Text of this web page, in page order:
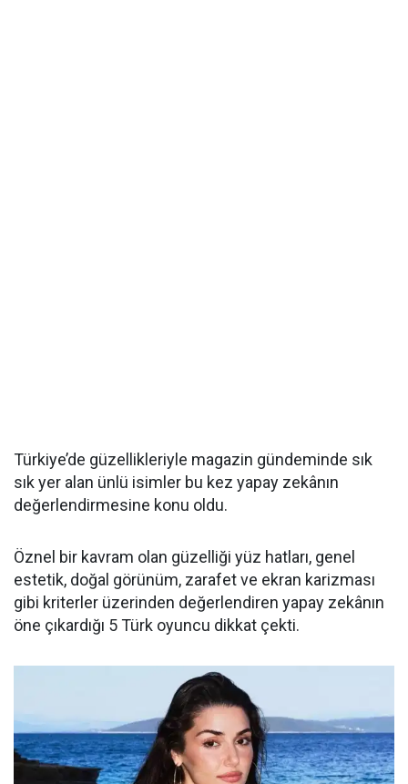
Türkiye’de güzellikleriyle magazin gündeminde sık
sık yer alan ünlü isimler bu kez yapay zekânın
değerlendirmesine konu oldu.
Öznel bir kavram olan güzelliği yüz hatları, genel
estetik, doğal görünüm, zarafet ve ekran karizması
gibi kriterler üzerinden değerlendiren yapay zekânın
öne çıkardığı 5 Türk oyuncu dikkat çekti.